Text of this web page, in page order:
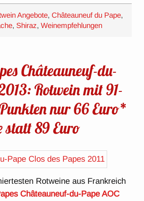
Angebote,Châteauneuf du Pape,
,Shiraz,Weinempfehlungen
Châteauneuf-du-
Rotwein mit 91-
nur 66 Euro*
statt 89 Euro
Rotweine aus Frankreich
Châteauneuf-du-Pape AOC